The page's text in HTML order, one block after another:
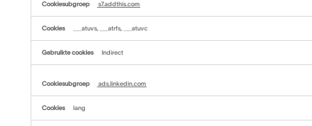
s7.addthis.com
__atuvs, __atrfs, __atuvc
Indirect
ads.linkedin.com
lang